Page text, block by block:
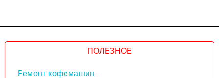
ПОЛЕЗНОЕ
Ремонт кофемашин